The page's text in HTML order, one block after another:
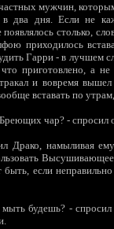
мужчин,
два дня. Если не
появлялось столько,
приходилось
Гарри - в лучшем
приготовлено, а
и вовремя
вставать по
чар? -
Драко, намыливая
если
будешь? - спросил